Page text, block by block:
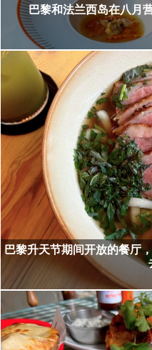
巴黎和法兰西岛在八月
巴黎升天节期间开放的餐厅